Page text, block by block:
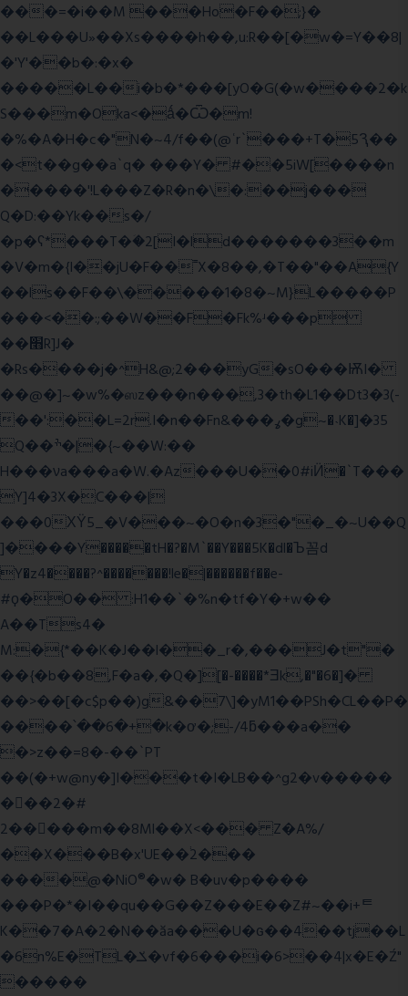
���=�i��M ���Ho�F��;}�
��L���U»��Xs����h��,u:R��[�w�=Y��8|
�'Y'��b�:�x�
�����L��i�b�*���[yO�G(�w����2�k
S���m�Oka<�ǻ�Ѿ�m!
�%�A�H�c�"N�~4/f��(@ʿr`���+T�5Ԇ��
�<t��g��a`q� ���Y� #��5iW[����n
�����'!L���Z�R�n�\�:��j���
Q�D:��Yk��s�/
�p�ʕ*���T�ؘ�2[I�ld�������3��m
�V�m�{I��jU�F��˭X�8��,�T��"��A{Y
��ls��F��\�����1�8�~M}L�����P
���<��:;��W��F�Fk%ʴ���p
��׫R]J�
�Rs����j�^H&@;2���yG�sO���ѬI�
��@�]~�w%�ஸz���n���,3�th�L1��Dt3�3(-
��':��L=2r.I�n��Fn&���ߩ�g~�˴K�]�35
Q��ׯ�|�{~��W:��
H���νa���a�W.�Az���U��0#iӤ�`T���
Y]4�3X�C���|
���0ХΫ5_�V���~�O�n�3�"�_�~U��Q
]����Y�����tH�?�M`��Y���5K�dl�Ъ꼼d
Y�z4����?^�������!le�|������f��e-
#ϙ�O�� :H1��`�%n�tf�Y�+w��
A��Ts4�
M:�{*��K�J��l��_r�,���J�t"�
��{�b��8,F�a�,�Q�][�-����*Ǝk,�"�6�]�
��>��[�c$p��)g&��7\]�yM1��PSh�CL��P�
����՝��6�+�k�ơ�;-/4ƃ���a��
�>z��=8�-��`PT
��(�+w@ny�]I���t�I�LB��^g2�v�����
��ٕ�2�#
2�����m��8Ml��X<��� Z�A%/
��X���B�x'UE��֔2���
����@�NiO®�w� B�uv�p����
���P�*�I��qu��G��Z��� E��Z#~��i+ᄐ
K��7�A�2�N��ăa���U�ɢ��4��tj��L
�6n%E�TL�ݎ�vf�6���i�6>��4|x�E�Ź"
�����